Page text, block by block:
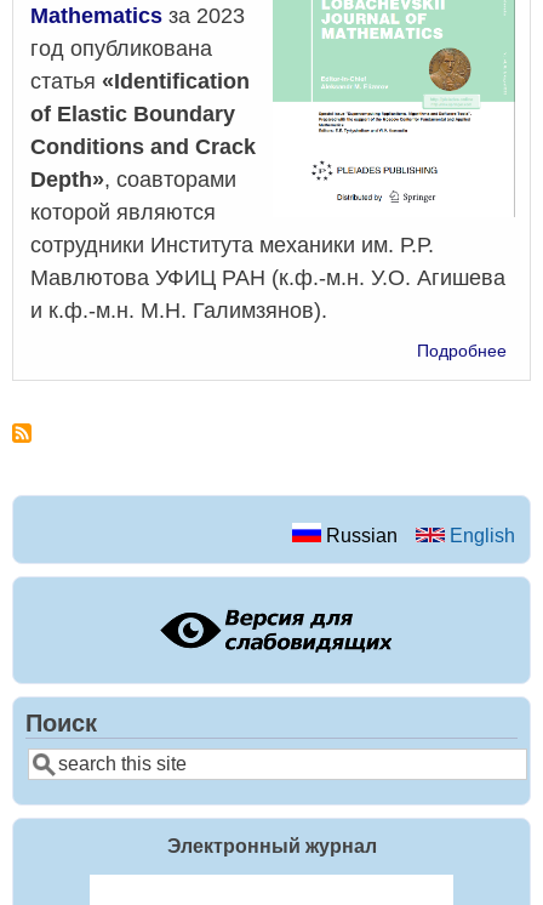
Mathematics за 2023
год опубликована
статья «Identification
of Elastic Boundary
Conditions and Crack
Depth», соавторами
которой являются
сотрудники Института механики им. Р.Р.
Мавлютова УФИЦ РАН (к.ф.-м.н. У.О. Агишева
и к.ф.-м.н. М.Н. Галимзянов).
Подробнее
and
Russian English
Поиск
Поиск
Электронный журнал